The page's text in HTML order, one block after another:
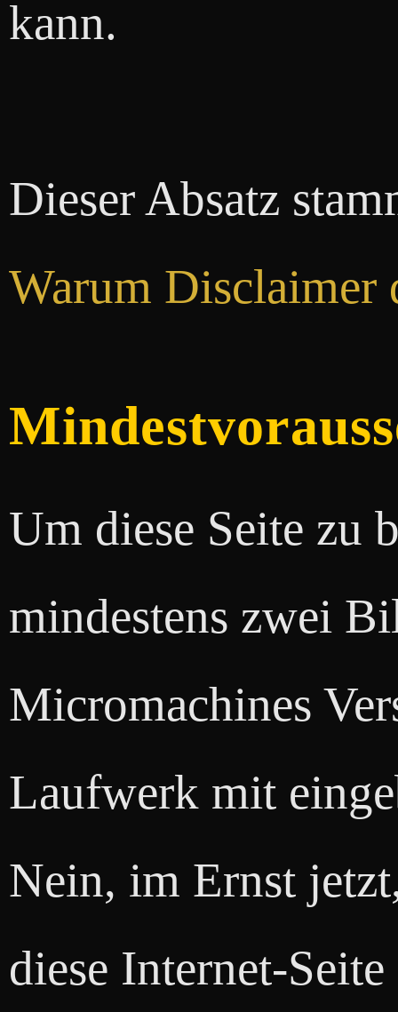
kann.
Dieser Absatz
Warum Disclaimer
Um diese Seite zu
mindestens zwei
Micromachines
Laufwerk mit
Nein, im Ernst
diese Internet-